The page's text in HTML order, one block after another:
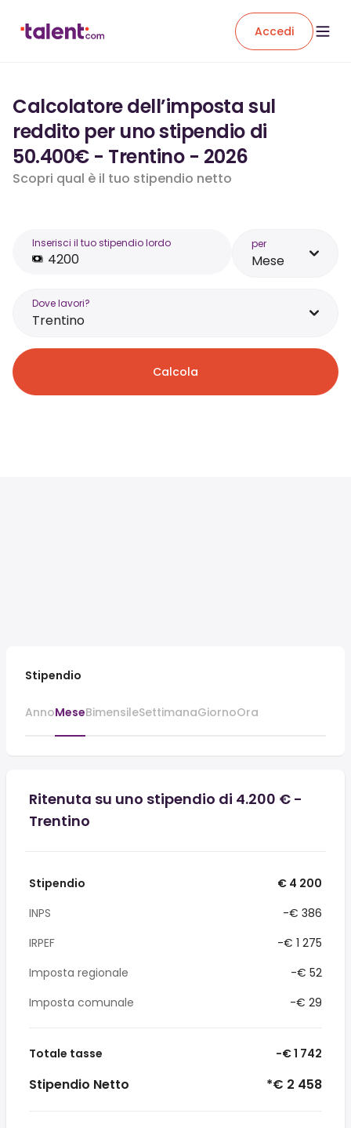
Accedi
Calcolatore dell’imposta sul
reddito per uno stipendio di
50.400€ - Trentino - 2026
Scopri qual è il tuo stipendio netto
Inserisci il tuo stipendio lordo per
Mese
Dove lavori?
Trentino
Calcola
Stipendio
AnnoMeseBimensileSettimanaGiornoOra
Ritenuta su uno stipendio di 4.200 € -
Trentino
Stipendio
€ 4 200
INPS
-€ 386
IRPEF
-€ 1 275
Imposta regionale
-€ 52
Imposta comunale
-€ 29
Totale tasse -€ 1 742
Stipendio Netto *€ 2 458